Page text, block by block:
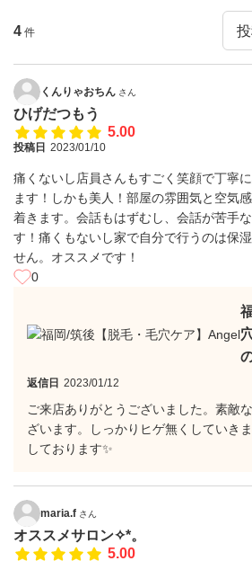
4 件
くんりゃおちん さん
ひげだつもう
5.00
投稿日 2023/01/10
痛くないし店員さんもすごく笑顔で丁寧
ます！しかも美人！部屋の雰囲気と空気
着きます。会話もはずむし、会話が苦手
す！痛くもないし家で自分で行うのは保
せん。オススメです！
0
返信日 2023/01/12
ご来店ありがとうございました。素敵
ざいます。しっかりヒゲ無くしていき
しております✨
maria.f さん
オススメサロン✧︎*。
5.00